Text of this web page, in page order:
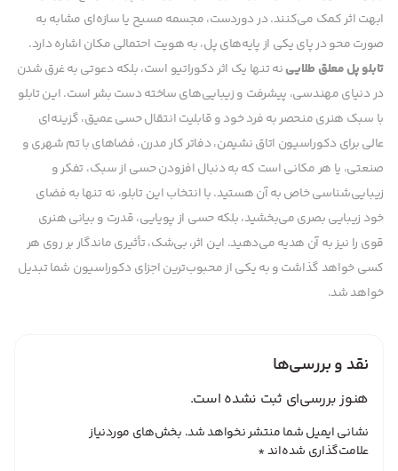
ابهت اثر کمک می‌کنند. در دوردست، مجسمه مسیح یا سازه‌ای مشابه به
صورت محو در پای یکی از پایه‌های پل، به هویت احتمالی مکان اشاره دارد.
تابلو پل معلق طلایینه تنها یک اثر دکوراتیو است، بلکه دعوتی به غرق شدن
در دنیای مهندسی، پیشرفت و زیبایی‌های ساخته دست بشر است. این تابلو
با سبک هنری منحصر به فرد خود و قابلیت انتقال حسی عمیق، گزینه‌ای
عالی برای دکوراسیون اتاق نشیمن، دفاتر کار مدرن، فضاهای با تم شهری و
صنعتی، یا هر مکانی است که به دنبال افزودن حسی از سبک، تفکر و
زیبایی‌شناسی خاص به آن هستید. با انتخاب این تابلو، نه تنها به فضای
خود زیبایی بصری می‌بخشید، بلکه حسی از پویایی، قدرت و بیانی هنری
قوی را نیز به آن هدیه می‌دهید. این اثر، بی‌شک، تأثیری ماندگار بر روی هر
کسی خواهد گذاشت و به یکی از محبوب‌ترین اجزای دکوراسیون شما تبدیل
خواهد شد.
نقد و بررسی‌ها
هنوز بررسی‌ای ثبت نشده است.
نشانی ایمیل شما منتشر نخواهد شد. بخش‌های موردنیاز
علامت‌گذاری شده‌اند*